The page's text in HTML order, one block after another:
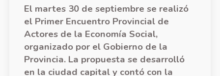
el Primer Encuentro Provincial de
Actores de la Economía Social,
organizado por el Gobierno de la
Provincia. La propuesta se desarrolló
en la ciudad capital y contó con la
participación de más de 300